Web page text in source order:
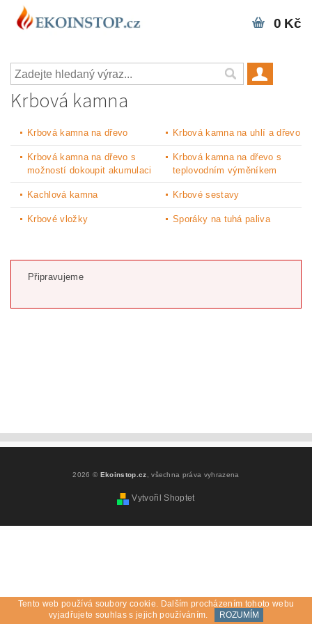
0 Kč
Krbová kamna
Krbová kamna na dřevo Krbová kamna na uhlí a dřevo
Krbová kamna na dřevo s
možností dokoupit akumulaci
Krbová kamna na dřevo s
teplovodním výměníkem
Kachlová kamna Krbové sestavy
Krbové vložky Sporáky na tuhá paliva
Připravujeme
2026 © Ekoinstop.cz, všechna práva vyhrazena
Vytvořil Shoptet
Tento web používá soubory cookie. Dalším procházením tohoto webu
vyjadřujete souhlas s jejich používáním.
ROZUMÍM